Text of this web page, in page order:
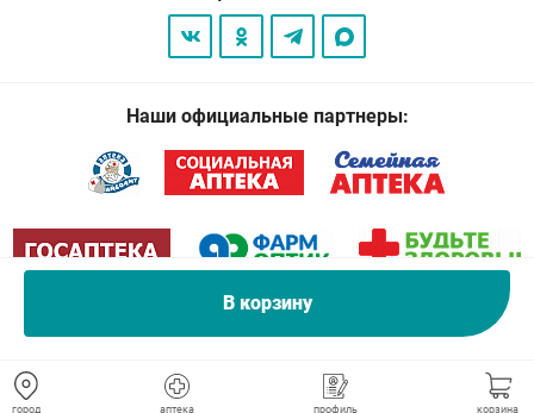
город аптека профиль корзина
В корзину
Наши официальные партнеры: